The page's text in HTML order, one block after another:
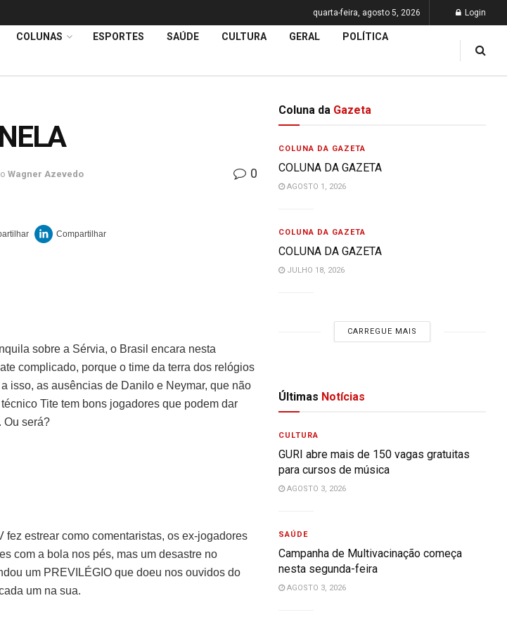
quarta-feira, agosto 5, 2026 Login
COLUNAS ESPORTES SAÚDE CULTURA GERAL POLÍTICA
Wagner Azevedo 0
sobre a Sérvia, o Brasil encara nesta
complicado, porque o time da terra dos relógios
isso, as ausências de Danilo e Neymar, que não
Tite tem bons jogadores que podem dar
Ou será?
fez estrear como comentaristas, os ex-jogadores
com a bola nos pés, mas um desastre no
um PREVILÉGIO que doeu nos ouvidos do
um na sua.
Coluna da Gazeta
COLUNA DA GAZETA
COLUNA DA GAZETA
AGOSTO 1, 2026
COLUNA DA GAZETA
COLUNA DA GAZETA
JULHO 18, 2026
CARREGUE MAIS
Últimas Notícias
CULTURA
GURI abre mais de 150 vagas gratuitas
para cursos de música
AGOSTO 3, 2026
SAÚDE
Campanha de Multivacinação começa
nesta segunda-feira
AGOSTO 3, 2026